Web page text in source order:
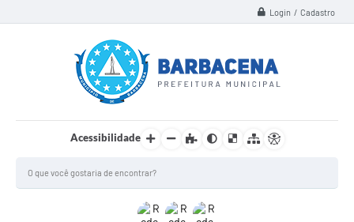
Login / Cadastro
Acessibilidade